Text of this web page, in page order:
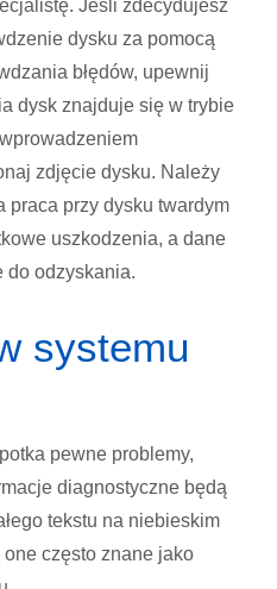
Jeśli zdecydujesz
dysku za pomocą
błędów, upewnij
dysk znajduje się w trybie
zdjęcie dysku. Należy
praca przy dysku twardym
uszkodzenia, a dane
do odzyskania.
systemu
pewne problemy,
diagnostyczne będą
tekstu na niebieskim
często znane jako